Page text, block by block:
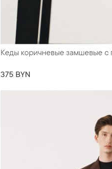
Кеды коричневые замшевые с
375 BYN